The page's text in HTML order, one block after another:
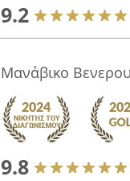
9.2
Μανάβικο Βενερου
9.8